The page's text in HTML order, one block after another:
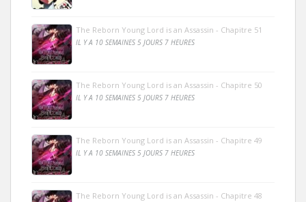
The Reborn Young Lord is an Assassin - Chapitre 51
IL Y A 10 SEMAINES 5 JOURS 7 HEURES
The Reborn Young Lord is an Assassin - Chapitre 50
IL Y A 10 SEMAINES 5 JOURS 7 HEURES
The Reborn Young Lord is an Assassin - Chapitre 49
IL Y A 10 SEMAINES 5 JOURS 7 HEURES
The Reborn Young Lord is an Assassin - Chapitre 48